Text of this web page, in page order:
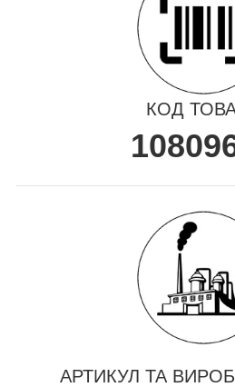
КОД
АРТИКУЛ ТА